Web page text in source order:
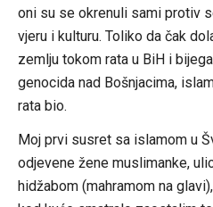
oni su se okrenuli sami protiv
vjeru i kulturu. Toliko da čak
zemlju tokom rata u BiH i
genocida nad Bošnjacima,
rata bio.
Moj prvi susret sa islamom u
odjevene žene muslimanke,
hidžabom (mahramom na